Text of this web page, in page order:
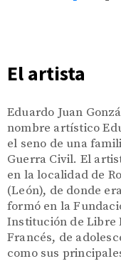
El artista
Eduardo Juan
nombre artístico
el seno de una
Guerra Civil. El
en la localidad de
(León), de donde
formó en la
Institución de Libre
Francés, de
como sus